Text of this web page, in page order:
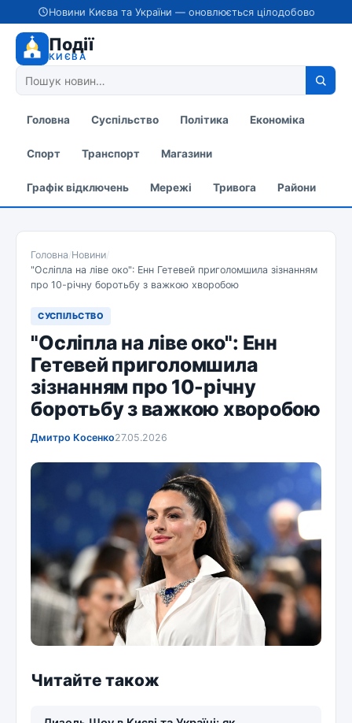
Новини Києва та України — оновлюється цілодобово
Події
КИЄВА
Головна Суспільство Політика Економіка
Спорт Транспорт Магазини
Графік відключень Мережі Тривога Райони
Головна/Новини/
"Осліпла на ліве око": Енн Гетевей приголомшила зізнанням
про 10-річну боротьбу з важкою хворобою
СУСПІЛЬСТВО
"Осліпла на ліве око": Енн
Гетевей приголомшила
зізнанням про 10-річну
боротьбу з важкою хворобою
Дмитро Косенко27.05.2026
Читайте також